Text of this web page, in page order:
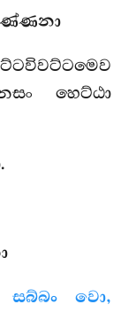
හෙට්ඨා
සබ්බං වො,